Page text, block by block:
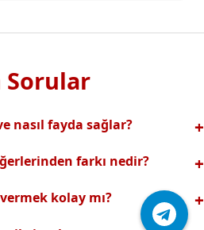
Sorular
nasıl fayda sağlar?
motorlarındaki
farkı nedir?
etkili backlinkler sunuyoruz.
destek sağlanır.Ayrıca Daha
kolay mı?
dostu arayüzüyle kolayca sipariş